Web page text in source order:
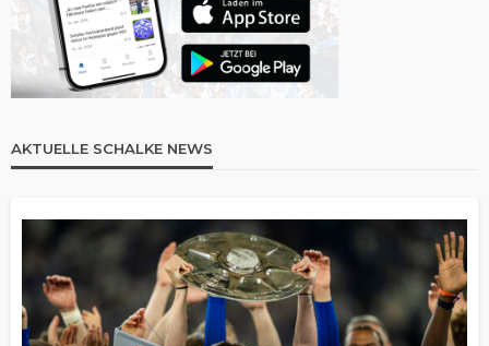
AKTUELLE SCHALKE NEWS